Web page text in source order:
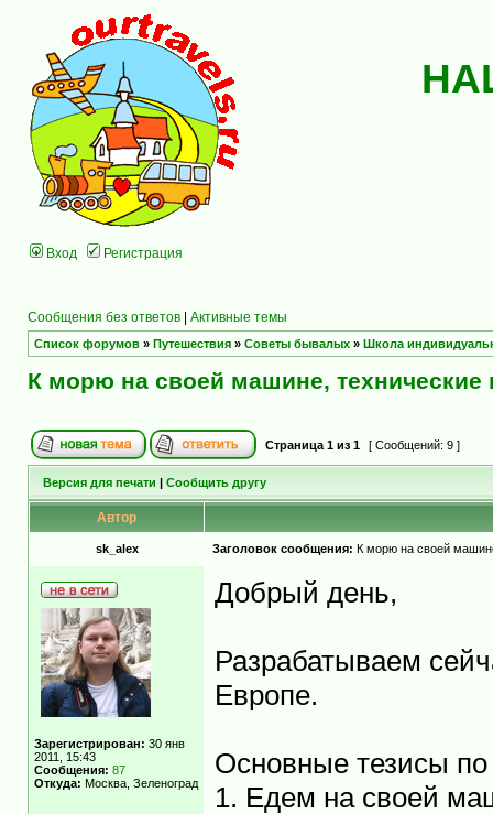
Вход Регистрация
Сообщения без ответов | Активные темы
Список форумов » Путешествия » Советы бывалых » Школа
К морю на своей машине,
Страница 1 из 1 [ Сообщений: 9 ]
Версия для печати | Сообщить другу
Автор
sk_alex Заголовок сообщения: К морю на своей
Зарегистрирован: 30 янв
2011, 15:43
Сообщения: 87
Откуда: Москва, Зеленоград
Добрый день,
Разрабатываем
Европе.
Основные тезисы по
1. Едем на своей